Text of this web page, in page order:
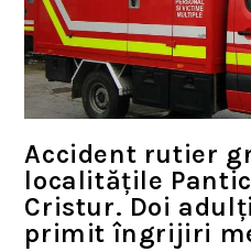
Accident rutier
localitățile
Cristur. Doi
primit îngrijiri